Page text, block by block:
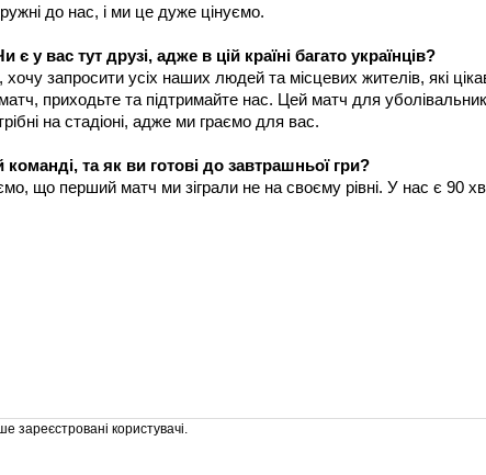
до нас, і ми це дуже цінуємо.
у вас тут друзі, адже в цій країні багато українців?
хочу запросити усіх наших людей та місцевих жителів, які
приходьте та підтримайте нас. Цей матч для
на стадіоні, адже ми граємо для вас.
та як ви готові до завтрашньої гри?
що перший матч ми зіграли не на своєму рівні. У нас є 90
зареєстровані користувачі.